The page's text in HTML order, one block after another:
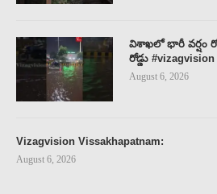
విశాఖలో భారీ వర్షం
రోడ్డు
August 6, 2026
Vizagvision Vissakhapatnam:
August 6, 2026